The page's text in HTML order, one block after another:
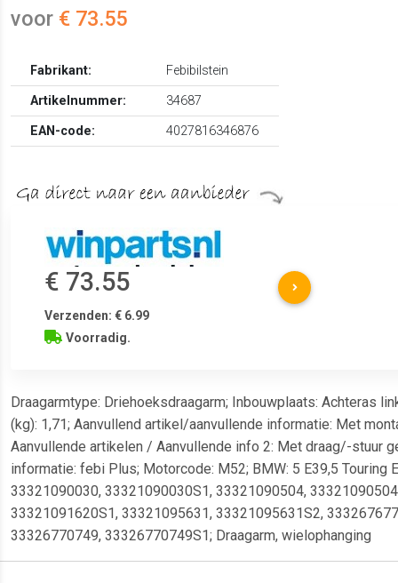
voor € 73.55
Fabrikant:
Febibilstein
Artikelnummer:
34687
EAN-code:
4027816346876
€ 73.55
Verzenden: € 6.99
Voorradig.
Draagarmtype: Driehoeksdraagarm; Inbouwplaats: Achteras
(kg): 1,71; Aanvullend artikel/aanvullende informatie: Met
Aanvullende artikelen / Aanvullende info 2: Met draag/-stuur
informatie: febi Plus; Motorcode: M52; BMW: 5 E39,5 Touring
33321090030, 33321090030S1, 33321090504,
33321091620S1, 33321095631, 33321095631S2,
33326770749, 33326770749S1; Draagarm, wielophanging